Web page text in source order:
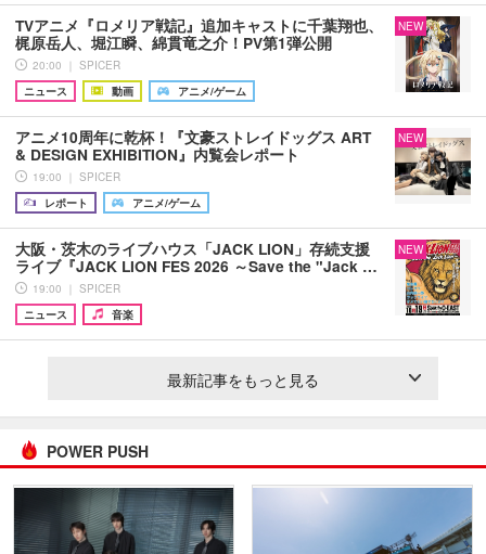
TVアニメ『ロメリア戦記』追加キャストに千葉翔也、
梶原岳人、堀江瞬、綿貫竜之介！PV第1弾公開
20:00 ｜ SPICER
ニュース
動画 アニメ/ゲーム
NEW
アニメ10周年に乾杯！『文豪ストレイドッグス ART
& DESIGN EXHIBITION』内覧会レポート
19:00 ｜ SPICER
レポート
アニメ/ゲーム
NEW
大阪・茨木のライブハウス「JACK LION」存続支援
ライブ『JACK LION FES 2026 ～Save the "Jack …
19:00 ｜ SPICER
ニュース
音楽
NEW
最新記事をもっと見る
POWER PUSH